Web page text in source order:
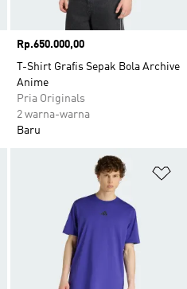
Harga
Rp.650.000,00
T-Shirt Grafis Sepak Bola Archive
Anime
Pria Originals
2 warna-warna
Baru
Tambahkan ke Wishlist